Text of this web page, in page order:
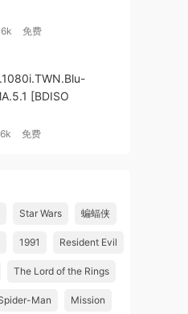
免费
[BDISO
免费
Star Wars 蝙蝠侠
1991 Resident Evil
The Lord of the Rings
Man Mission